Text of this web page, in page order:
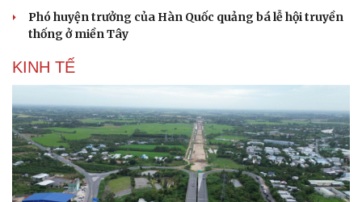
Sức khỏe
Dinh dưỡng - món ngon
Cây thuốc
Sản phụ khoa
Đời sống
Nhà đẹp
Blog
Tình yêu - Gia đình
Phó huyện trưởng của Hàn Quốc quảng bá lễ hội truyền
thống ở miền Tây
KINH TẾ